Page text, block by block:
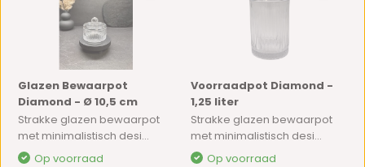
Glazen Bewaarpot
Diamond - Ø 10,5 cm
Strakke glazen bewaarpot
met minimalistisch desi...
Op voorraad
Voorraadpot Diamond -
1,25 liter
Strakke glazen bewaarpot
met minimalistisch desi...
Op voorraad